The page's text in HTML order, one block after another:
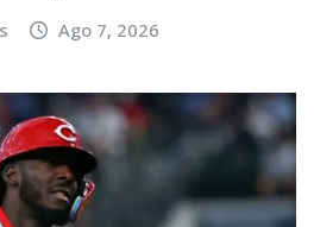
Ago 7, 2026